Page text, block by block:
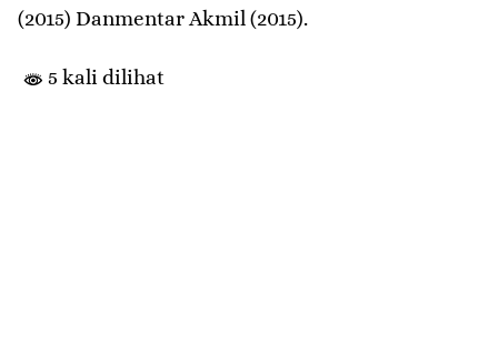
(2015) Danmentar Akmil (2015).
5 kali dilihat